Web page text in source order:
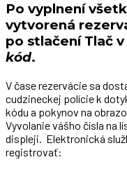
Po vyplnení
vytvorená
po stlačení Tlač
kód.
V čase rezervácie sa
cudzineckej polície k
kódu a pokynov na
Vyvolanie vášho čísla na
displeji. Elektronická
registrovať: